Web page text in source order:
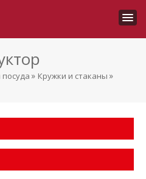
посуда » Кружки и стаканы »